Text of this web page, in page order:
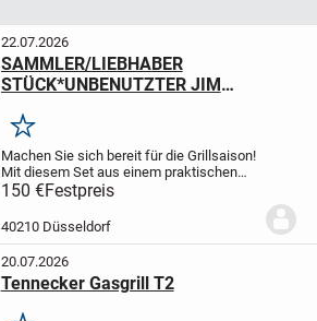
22.07.2026
SAMMLER/LIEBHABER
STÜCK*UNBENUTZTER JIM
Merken
Machen Sie sich bereit für die Grillsaison!
Mit diesem Set aus einem praktischen
Rundgrill und dem legendären Longdrink-
Klassiker sind Sie der absolute Held bei
jeder Gartenparty, beim Camping oder...
150 €Festpreis
40210 Düsseldorf
20.07.2026
Tennecker Gasgrill T2